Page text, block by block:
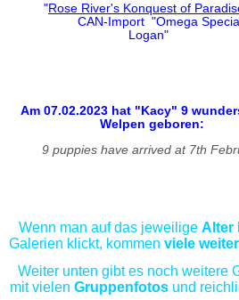
"Rose River's Konquest of
CAN-Import "Omega Special
Logan"
Am 07.02.2023 hat "Kacy" 9
Welpen geboren:
9 puppies have arrived at 7th
Wenn man auf das jeweilige Alter
Galerien klickt, kommen viele
Weiter unten gibt es noch weitere
mit vielen Gruppenfotosund